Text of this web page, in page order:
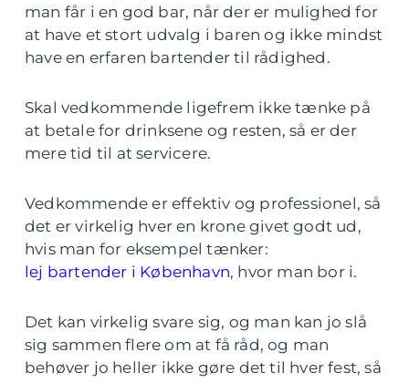
man får i en god bar, når der er mulighed for
at have et stort udvalg i baren og ikke mindst
have en erfaren bartender til rådighed.
Skal vedkommende ligefrem ikke tænke på
at betale for drinksene og resten, så er der
mere tid til at servicere.
Vedkommende er effektiv og professionel, så
det er virkelig hver en krone givet godt ud,
hvis man for eksempel tænker:
lej bartender i København, hvor man bor i.
Det kan virkelig svare sig, og man kan jo slå
sig sammen flere om at få råd, og man
behøver jo heller ikke gøre det til hver fest, så